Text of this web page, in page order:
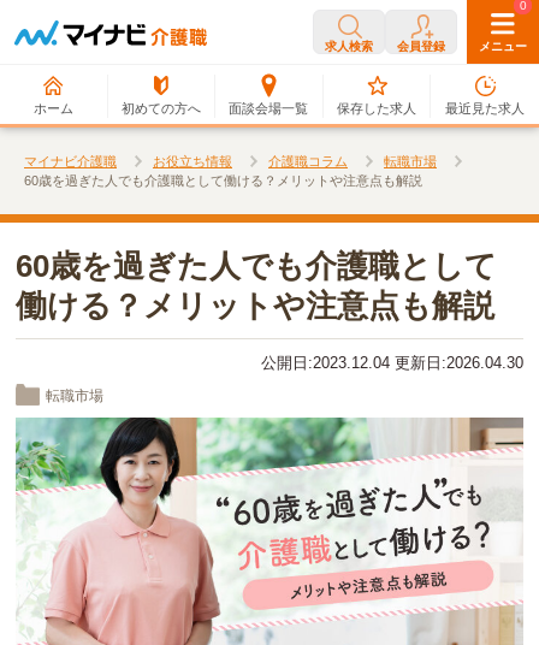
求人検索 会員登録 メニュー
ホーム 初めての方へ 面談会場一覧
0
保存した求人
0
最近見た求人
マイナビ介護職 お役立ち情報 介護職コラム
転職市場
60歳を過ぎた人でも介護職として働ける？メリットや注意点も解説
60歳を過ぎた人でも介護職として
働ける？メリットや注意点も解説
公開日:2023.12.04 更新日:2026.04.30
転職市場